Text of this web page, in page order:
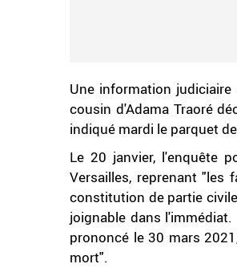
Une information
cousin d'Adama Traoré
indiqué mardi le parquet
Le 20 janvier, l'enquête
Versailles, reprenant "les
constitution de partie
joignable dans
prononcé le 30 mars
mort".